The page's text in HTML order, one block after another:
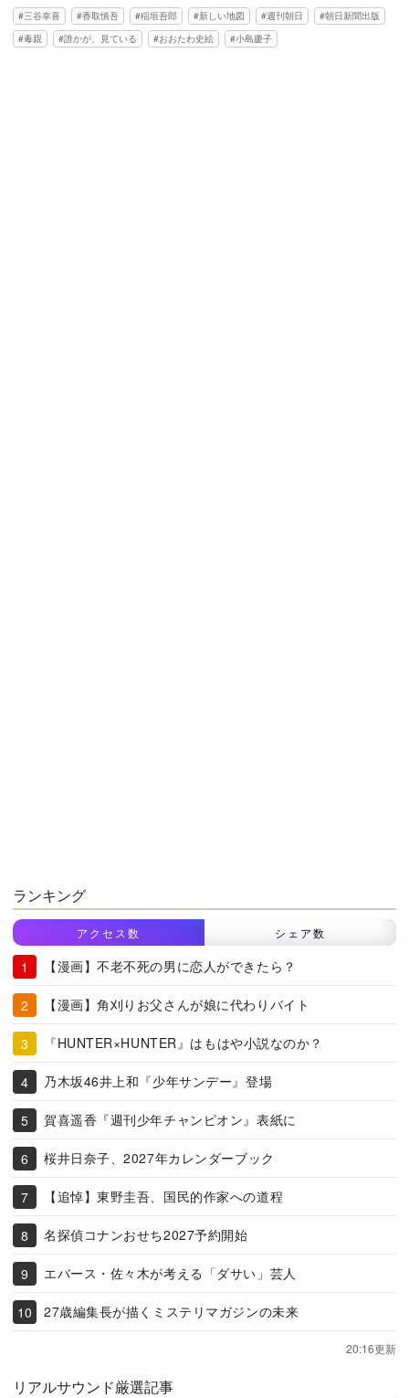
三谷幸喜 香取慎吾 稲垣吾郎 新しい地図 週刊朝日
朝日新聞出版
毒親
誰かが、見ている おおたわ史絵 小島慶子
ランキング
アクセス数 シェア数
【漫画】不老不死の男に恋人ができたら？
【漫画】角刈りお父さんが娘に代わりバイト
『HUNTER×HUNTER』はもはや小説なのか？
乃木坂46井上和『少年サンデー』登場
賀喜遥香『週刊少年チャンピオン』表紙に
桜井日奈子、2027年カレンダーブック
【追悼】東野圭吾、国民的作家への道程
名探偵コナンおせち2027予約開始
エバース・佐々木が考える「ダサい」芸人
27歳編集長が描くミステリマガジンの未来
20:16更新
リアルサウンド厳選記事